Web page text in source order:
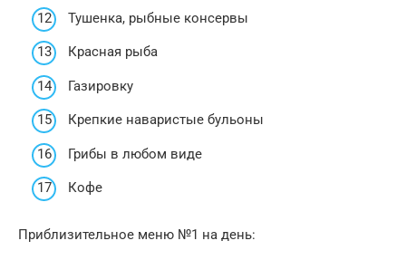
Тушенка, рыбные консервы
Красная рыба
Газировку
Крепкие наваристые бульоны
Грибы в любом виде
Кофе
Приблизительное меню №1 на день: